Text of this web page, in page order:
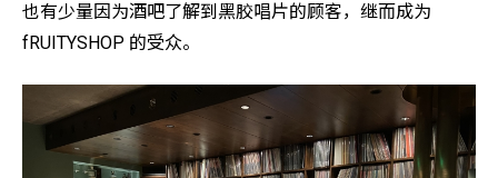
也有少量因为酒吧了解到黑胶唱片的顾客，继而成为
fRUITYSHOP 的受众。